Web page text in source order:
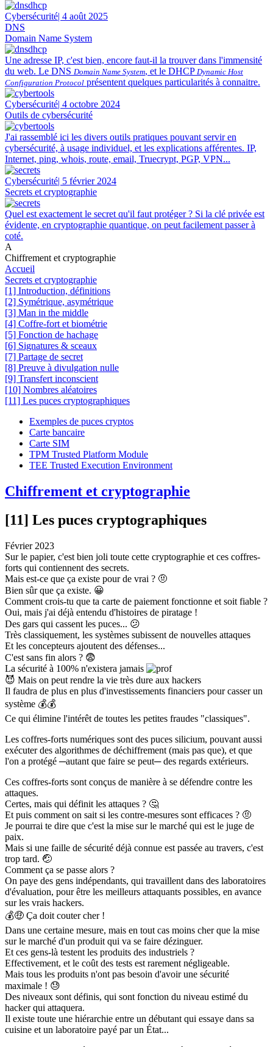
Cybersécurité| 4 août 2025
DNS
Domain Name System
Une adresse IP, c'est bien, encore faut-il la trouver dans l'immensité
du web. Le DNS Domain Name System, et le DHCP Dynamic Host
Configuration Protocol présentent quelques particularités à connaitre.
Cybersécurité| 4 octobre 2024
Outils de cybersécurité
J'ai rassemblé ici les divers outils pratiques pouvant servir en
cybersécurité, à usage individuel, et les explications afférentes. IP,
Internet, ping, whois, route, email, Truecrypt, PGP, VPN...
Cybersécurité| 5 février 2024
Secrets et cryptographie
Quel est exactement le secret qu'il faut protéger ? Si la clé privée est
évidente, en cryptographie quantique, on peut facilement passer à
coté.
A
Chiffrement et cryptographie
Accueil
Secrets et cryptographie
[1] Introduction, définitions
[2] Symétrique, asymétrique
[3] Man in the middle
[4] Coffre-fort et biométrie
[5] Fonction de hachage
[6] Signatures & sceaux
[7] Partage de secret
[8] Preuve à divulgation nulle
[9] Transfert inconscient
[10] Nombres aléatoires
[11] Les puces cryptographiques
Exemples de puces cryptos
Carte bancaire
Carte SIM
TPM Trusted Platform Module
TEE Trusted Execution Environment
Chiffrement et cryptographie
[11] Les puces cryptographiques
Février 2023
Sur le papier, c'est bien joli toute cette cryptographie et ces coffres-
forts qui contiennent des secrets.
Mais est-ce que ça existe pour de vrai ? 🤨
Bien sûr que ça existe. 😀
Comment crois-tu que ta carte de paiement fonctionne et soit fiable ?
Oui, mais j'ai déjà entendu d'histoires de piratage !
Des gars qui cassent les puces... 😕
Très classiquement, les systèmes subissent de nouvelles attaques
Et les concepteurs ajoutent des défenses...
C'est sans fin alors ? 😨
La sécurité à 100% n'existera jamais
😈 Mais on peut rendre la vie très dure aux hackers
Il faudra de plus en plus d'investissements financiers pour casser un
système 💰💰
Ce qui élimine l'intérêt de toutes les petites fraudes "classiques".
Les coffres-forts numériques sont des puces silicium, pouvant aussi
exécuter des algorithmes de déchiffrement (mais pas que), et que
l'on a protégé ─autant que faire se peut─ des regards extérieurs.
Ces coffres-forts sont conçus de manière à se défendre contre les
attaques.
Certes, mais qui définit les attaques ? 🤔
Et puis comment on sait si les contre-mesures sont efficaces ? 🤨
Je pourrai te dire que c'est la mise sur le marché qui est le juge de
paix.
Mais si une faille de sécurité déjà connue est passée au travers, c'est
trop tard. 🤕
Comment ça se passe alors ?
On paye des gens indépendants, qui travaillent dans des laboratoires
d'évaluation, pour être les meilleurs attaquants possibles, en avance
sur les vrais hackers.
💰🤑 Ça doit couter cher !
Dans une certaine mesure, mais en tout cas moins cher que la mise
sur le marché d'un produit qui va se faire dézinguer.
Et ces gens-là testent les produits des industriels ?
Effectivement, et le coût des tests est rarement négligeable.
Mais tous les produits n'ont pas besoin d'avoir une sécurité
maximale ! 😓
Des niveaux sont définis, qui sont fonction du niveau estimé du
hacker qui attaquera.
Il existe toute une hiérarchie entre un débutant qui essaye dans sa
cuisine et un laboratoire payé par un État...